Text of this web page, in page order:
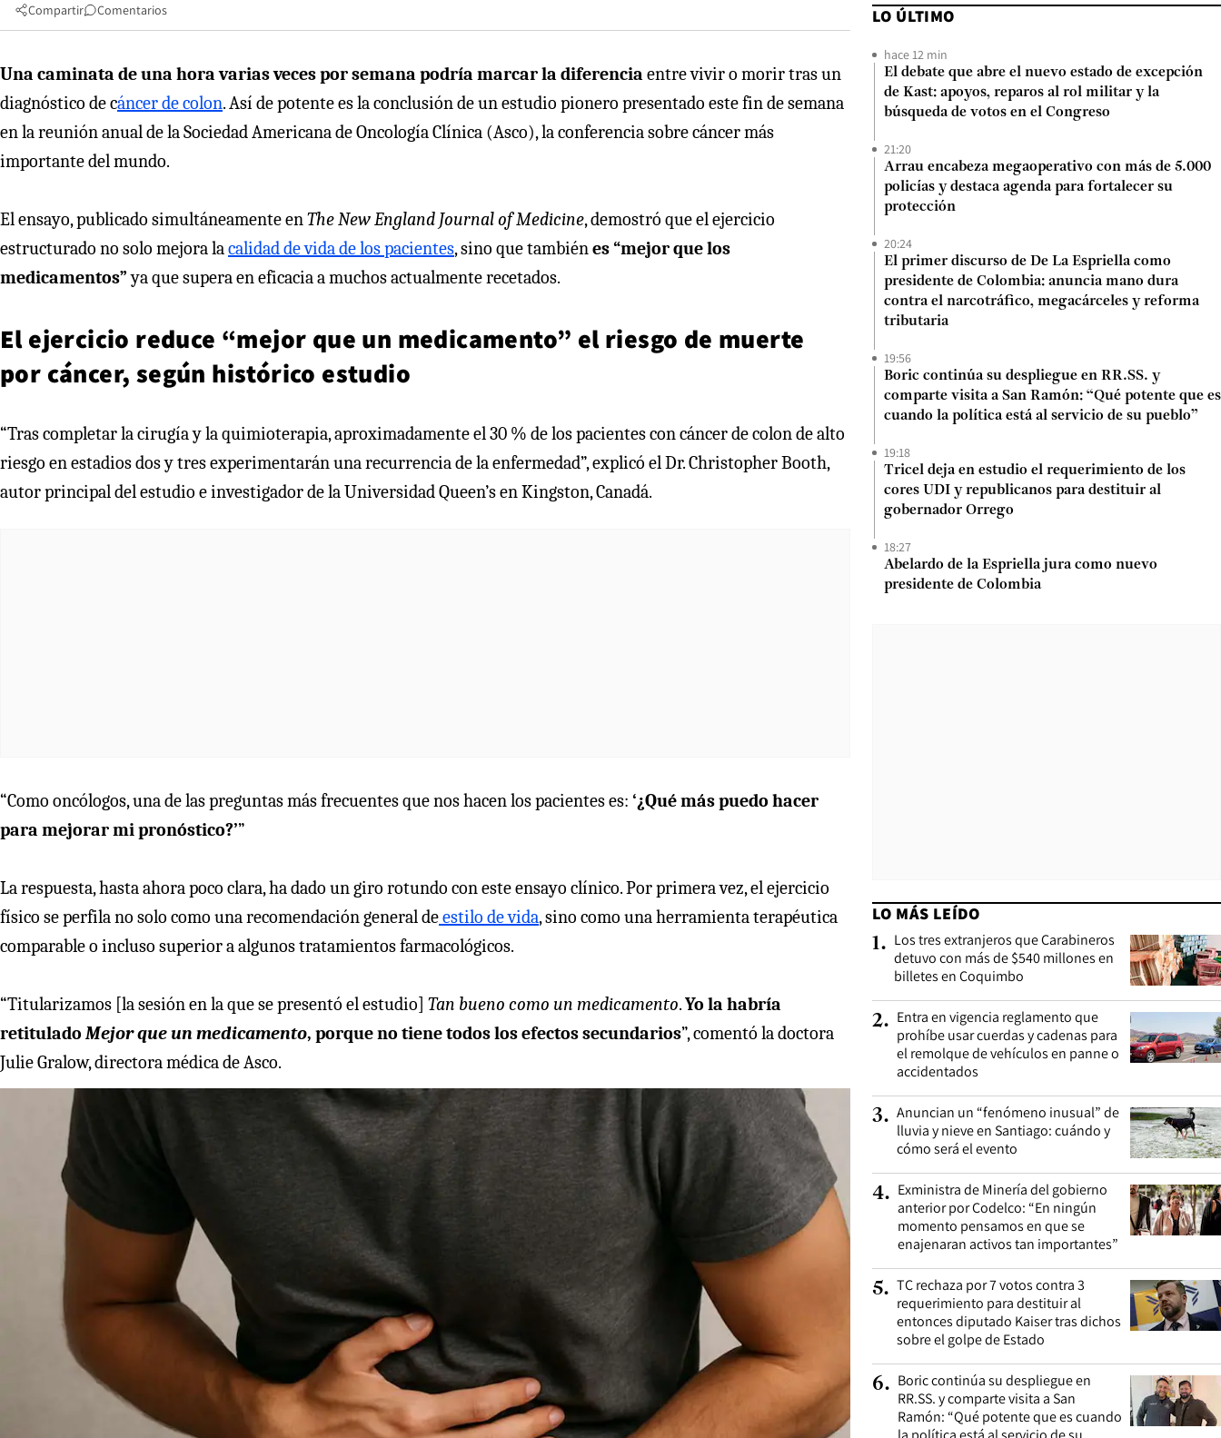
Compartir Comentarios
Una caminata de una hora varias veces por semana podría marcar la diferencia entre vivir o morir tras un
diagnóstico de cáncer de colon. Así de potente es la conclusión de un estudio pionero presentado este fin de semana
en la reunión anual de la Sociedad Americana de Oncología Clínica (Asco), la conferencia sobre cáncer más
importante del mundo.
El ensayo, publicado simultáneamente enThe New England Journal of Medicine, demostró que el ejercicio
estructurado no solo mejora lacalidad de vida de los pacientes, sino que tambiénes “mejor que los
medicamentos”ya que supera en eficacia a muchos actualmente recetados.
El ejercicio reduce “mejor que un medicamento” el riesgo de muerte
por cáncer, según histórico estudio
“Tras completar la cirugía y la quimioterapia, aproximadamente el 30 % de los pacientes con cáncer de colon de alto
riesgo en estadios dos y tres experimentarán una recurrencia de la enfermedad”, explicó el Dr. Christopher Booth,
autor principal del estudio e investigador de la Universidad Queen’s en Kingston, Canadá.
“Como oncólogos, una de las preguntas más frecuentes que nos hacen los pacientes es: ‘¿Qué más puedo hacer
para mejorar mi pronóstico?’”
La respuesta, hasta ahora poco clara, ha dado un giro rotundo con este ensayo clínico. Por primera vez, el ejercicio
físico se perfila no solo como una recomendación general deestilo de vida, sino como una herramienta terapéutica
comparable o incluso superior a algunos tratamientos farmacológicos.
“Titularizamos [la sesión en la que se presentó el estudio] Tan bueno como un medicamento.Yo la habría
retitulado Mejor que un medicamento, porque no tiene todos los efectos secundarios”, comentó la doctora
Julie Gralow, directora médica de Asco.
LO ÚLTIMO
hace 12 min
El debate que abre el nuevo estado de excepción
de Kast: apoyos, reparos al rol militar y la
búsqueda de votos en el Congreso
21:20
Arrau encabeza megaoperativo con más de 5.000
policías y destaca agenda para fortalecer su
protección
20:24
El primer discurso de De La Espriella como
presidente de Colombia: anuncia mano dura
contra el narcotráfico, megacárceles y reforma
tributaria
19:56
Boric continúa su despliegue en RR.SS. y
comparte visita a San Ramón: “Qué potente que es
cuando la política está al servicio de su pueblo”
19:18
Tricel deja en estudio el requerimiento de los
cores UDI y republicanos para destituir al
gobernador Orrego
18:27
Abelardo de la Espriella jura como nuevo
presidente de Colombia
LO MÁS LEÍDO
1. Los tres extranjeros que Carabineros
detuvo con más de $540 millones en
billetes en Coquimbo
2. Entra en vigencia reglamento que
prohíbe usar cuerdas y cadenas para
el remolque de vehículos en panne o
accidentados
3. Anuncian un “fenómeno inusual” de
lluvia y nieve en Santiago: cuándo y
cómo será el evento
4. Exministra de Minería del gobierno
anterior por Codelco: “En ningún
momento pensamos en que se
enajenaran activos tan importantes”
5. TC rechaza por 7 votos contra 3
requerimiento para destituir al
entonces diputado Kaiser tras dichos
sobre el golpe de Estado
6. Boric continúa su despliegue en
RR.SS. y comparte visita a San
Ramón: “Qué potente que es cuando